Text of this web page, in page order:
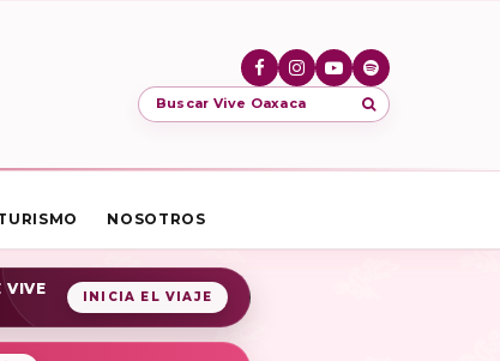
Buscar Vive Oaxaca
NOSOTROS
VIVE
INICIA EL VIAJE